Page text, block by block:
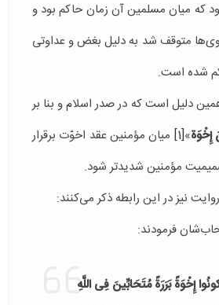
که میان مسلمین آن زمان حاکم بود و
متوقف شد به دلیل بغض و عداوتی
شده است.
دلیل است که در صدر اسلام و بنا بر
إِخْوَة»
[1] میان مؤمنین عقد اخوّت برقرار
مؤمنین شدید‌تر شود.
نیز در این رابطه ذکر می‌کنند:
فرمودند:
کونُوا إِخْوَةً بَرَرَةً مُتَحَابِّینَ فِی اللَّهِ